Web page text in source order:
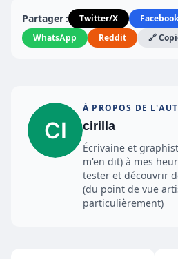
Partager : Twitter/X Facebook
WhatsApp
Reddit 🔗
À PROPOS DE
cirilla
Écrivaine et
m'en dit) à mes
tester et découvrir
(du point de vue
particulièrement)